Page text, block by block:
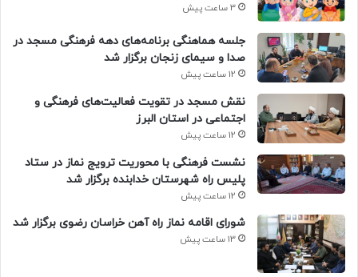
3 ساعت پیش
جلسه هماهنگی برنامه‌های دهه فرهنگی مسجد در
صدا و سیمای زنجان برگزار شد
12 ساعت پیش
نقش مسجد در تقویت فعالیت‌های فرهنگی و
اجتماعی در استان البرز
12 ساعت پیش
نشست فرهنگی با محوریت ترویج نماز در ستاد
پلیس راه شهرستان خدابنده برگزار شد
12 ساعت پیش
شورای اقامه نماز راه آهن خراسان رضوی برگزار شد
13 ساعت پیش